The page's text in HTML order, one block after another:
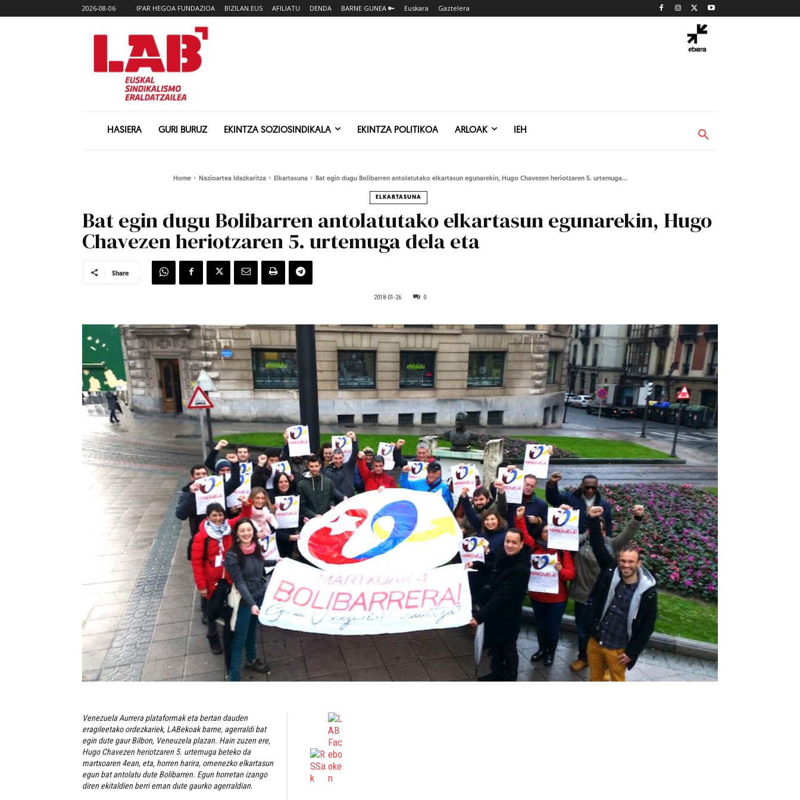
2026-08-06 IPAR HEGOA FUNDAZIOA BIZILAN.EUS AFILIATU DENDA BARNE GUNEA 🔑 Euskara Gaztelera
HASIERA GURI BURUZ EKINTZA SOZIOSINDIKALA EKINTZA POLITIKOA ARLOAK IEH
Home Nazioartea Idazkaritza Elkartasuna Bat egin dugu Bolibarren antolatutako elkartasun egunarekin, Hugo Chavezen heriotzaren 5. urtemuga...
ELKARTASUNA
Bat egin dugu Bolibarren antolatutako elkartasun egunarekin, Hugo
Chavezen heriotzaren 5. urtemuga dela eta
Share
2018-01-26 0
Venezuela Aurrera plataformak eta bertan dauden
eragileetako ordezkariek, LABekoak barne, agerraldi bat
egin dute gaur Bilbon, Veneuzela plazan. Hain zuzen ere,
Hugo Chavezen heriotzaren 5. urtemuga beteko da
martxoaren 4ean, eta, horren harira, omenezko elkartasun
egun bat antolatu dute Bolibarren. Egun horretan izango
diren ekitaldien berri eman dute gaurko agerraldian.